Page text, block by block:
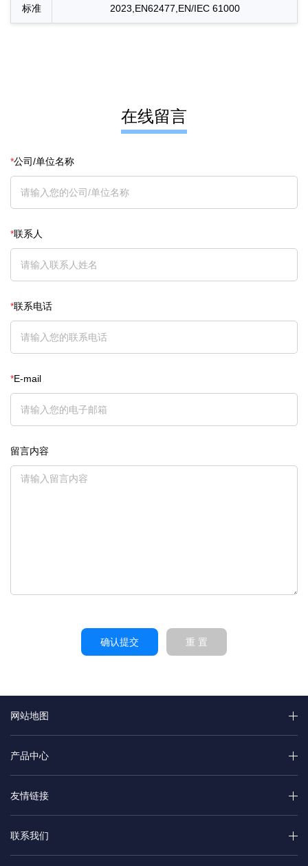
标准
2023,EN62477,EN/IEC 61000
在线留言
*公司/单位名称
*联系人
*联系电话
*E-mail
留言内容
确认提交 重 置
网站地图
产品中心
友情链接
联系我们